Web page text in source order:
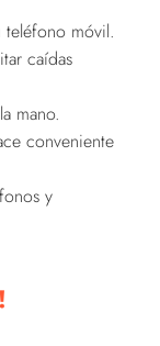
móvil.
caídas
mano.
conveniente
y